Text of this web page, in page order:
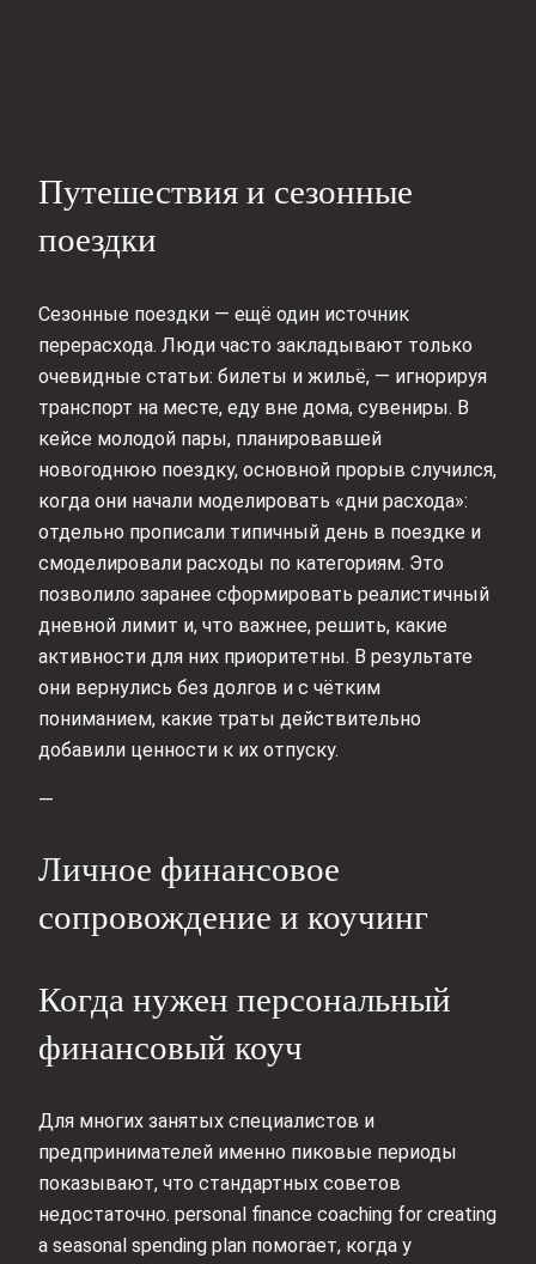
Путешествия и сезонные
поездки
Сезонные поездки — ещё один источник
перерасхода. Люди часто закладывают только
очевидные статьи: билеты и жильё, — игнорируя
транспорт на месте, еду вне дома, сувениры. В
кейсе молодой пары, планировавшей
новогоднюю поездку, основной прорыв случился,
когда они начали моделировать «дни расхода»:
отдельно прописали типичный день в поездке и
смоделировали расходы по категориям. Это
позволило заранее сформировать реалистичный
дневной лимит и, что важнее, решить, какие
активности для них приоритетны. В результате
они вернулись без долгов и с чётким
пониманием, какие траты действительно
добавили ценности к их отпуску.
—
Личное финансовое
сопровождение и коучинг
Когда нужен персональный
финансовый коуч
Для многих занятых специалистов и
предпринимателей именно пиковые периоды
показывают, что стандартных советов
недостаточно. personal finance coaching for creating
a seasonal spending plan помогает, когда у